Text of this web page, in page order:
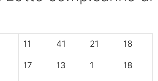
11 41 21 18
17 13 1 18